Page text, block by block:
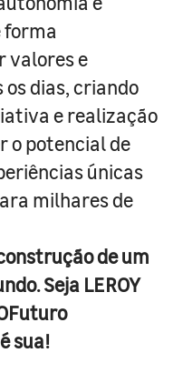
forma
valores e
dias, criando
e realização
o potencial de
únicas
milhares de
de um
Seja LEROY
sua!